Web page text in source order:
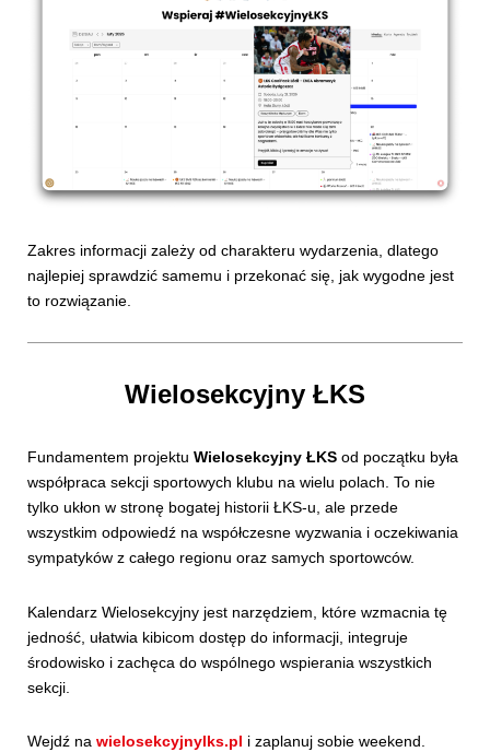
Zakres informacji zależy od charakteru wydarzenia, dlatego
najlepiej sprawdzić samemu i przekonać się, jak wygodne jest
to rozwiązanie.
Wielosekcyjny ŁKS
Fundamentem projektu Wielosekcyjny ŁKS od początku była
współpraca sekcji sportowych klubu na wielu polach. To nie
tylko ukłon w stronę bogatej historii ŁKS-u, ale przede
wszystkim odpowiedź na współczesne wyzwania i oczekiwania
sympatyków z całego regionu oraz samych sportowców.
Kalendarz Wielosekcyjny jest narzędziem, które wzmacnia tę
jedność, ułatwia kibicom dostęp do informacji, integruje
środowisko i zachęca do wspólnego wspierania wszystkich
sekcji.
Wejdź na wielosekcyjnylks.pl i zaplanuj sobie weekend.